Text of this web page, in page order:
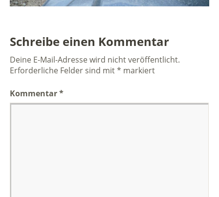
Schreibe einen Kommentar
Deine E-Mail-Adresse wird nicht veröffentlicht.
Erforderliche Felder sind mit* markiert
Kommentar*